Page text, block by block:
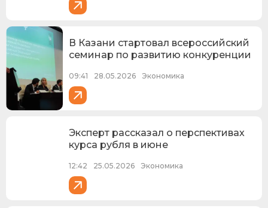
В Казани стартовал всероссийский
семинар по развитию конкуренции
09:41 28.05.2026 Экономика
Эксперт рассказал о перспективах
курса рубля в июне
12:42 25.05.2026 Экономика